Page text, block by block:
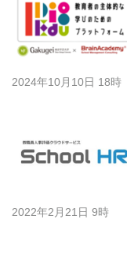
2024年10月10日 18時
2022年2月21日 9時